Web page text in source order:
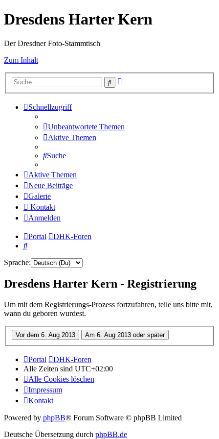
Dresdens Harter Kern
Der Dresdner Foto-Stammtisch
Zum Inhalt
Suche
Schnellzugriff
Unbeantwortete Themen
Aktive Themen
Suche
Aktive Themen
Neue Beiträge
Galerie
Kontakt
Anmelden
Portal
DHK-Foren
Suche
Sprache:
Dresdens Harter Kern - Registrierung
Um mit dem Registrierungs-Prozess fortzufahren, teile uns bitte mit,
wann du geboren wurdest.
Portal
DHK-Foren
Alle Zeiten sind UTC+02:00
Alle Cookies löschen
Impressum
Kontakt
Powered by phpBB® Forum Software © phpBB Limited
Deutsche Übersetzung durch phpBB.de